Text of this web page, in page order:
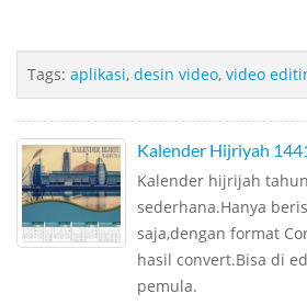
Tags: aplikasi, desin video, video
Kalender Hijriyah
Kalender hijrijah
sederhana.Hanya
saja,dengan format
hasil convert.Bisa di
pemula.